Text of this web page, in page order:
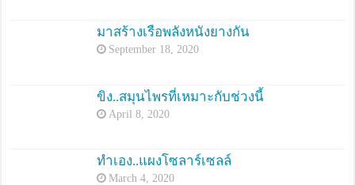
มาสร้างเรือพลังหนังยางกัน
September 18, 2020
ขิง..สมุนไพรที่เหมาะกับช่วงนี้
April 8, 2020
ทำเอง..แผงโซลาร์เซลล์
March 4, 2020